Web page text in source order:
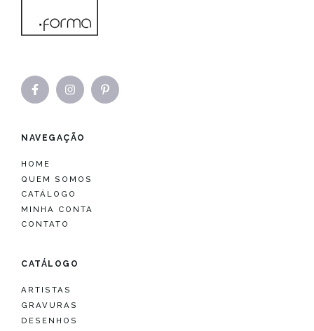
NAVEGAÇÃO
HOME
QUEM SOMOS
CATÁLOGO
MINHA CONTA
CONTATO
CATÁLOGO
ARTISTAS
GRAVURAS
DESENHOS